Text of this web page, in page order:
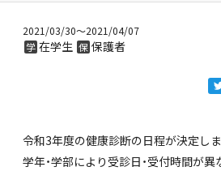
2021/03/30～2021/04/07
学 在学生 保 保護者
令和3年度の健康診断の日程が決定しま
学年・学部により受診日・受付時間が異